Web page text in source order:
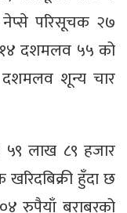
परिसूचक २७
दशमलव ५५ को
शून्य चार
लाख ८९ हजार
हुँदा छ
रुपैयाँ बराबरको